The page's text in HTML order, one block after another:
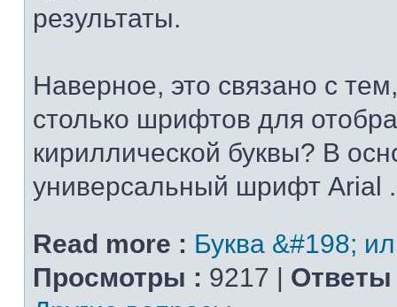
результаты.
Наверное, это связано с
столько шрифтов для
кириллической буквы? В
универсальный шрифт Arial
Read more : Буква &#198;
Просмотры : 9217 | Ответы